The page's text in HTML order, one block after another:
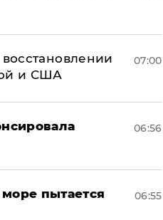
и США
07:00
06:56
пытается
06:55